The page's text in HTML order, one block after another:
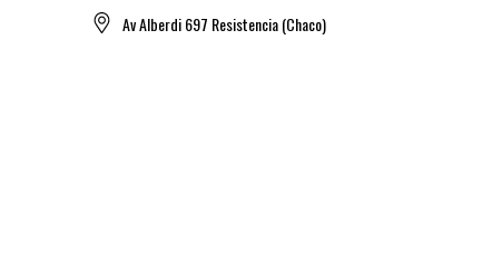
Av Alberdi 697 Resistencia (Chaco)